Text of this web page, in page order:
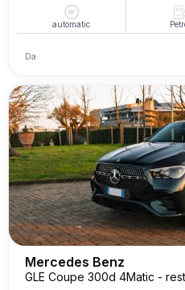
automatic
Da
Mercedes Benz
GLE Coupe 300d 4Matic -